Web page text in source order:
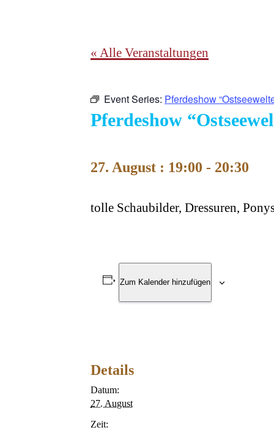
« Alle Veranstaltungen
Event Series: Pferdeshow
Pferdeshow
27. August : 19:00 - 20:30
tolle Schaubilder, Dressuren,
Zum Kalender hinzufügen
Details
Datum:
27. August
Zeit: